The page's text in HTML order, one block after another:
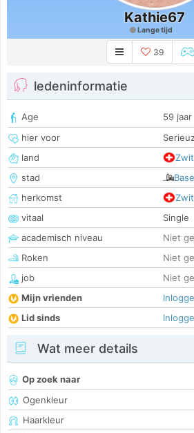
Kathie67
Lange tijd
39
ledeninformatie
Age
59 jaar
hier voor
land
stad
herkomst
vitaal
Single
academisch niveau
Niet
Roken
Niet
job
Niet
Mijn vrienden
Lid sinds
Wat meer details
Op zoek naar
Ogenkleur
Haarkleur